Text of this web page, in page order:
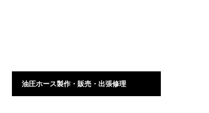
油圧ホース製作・販売・出張修理